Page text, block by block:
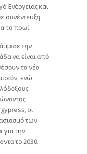
Ενέργειας και
συνέντευξη
το πρωί.
την
να είναι από
το νέο
ενώ
οι
των
για την
το 2030.